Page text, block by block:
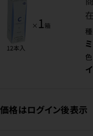
種
色
価格はログイン後表示